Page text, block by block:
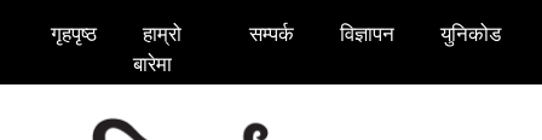
गृहपृष्ठ
हाम्रो
बारेमा
सम्पर्क विज्ञापन युनिकोड